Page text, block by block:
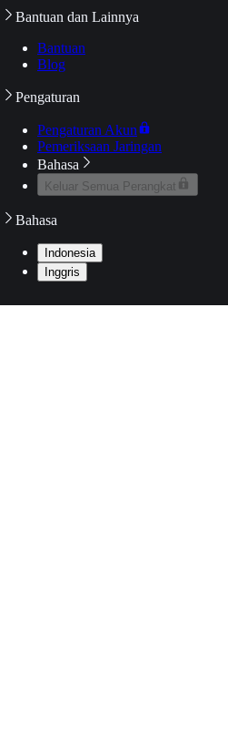
Bantuan dan Lainnya
Bantuan
Blog
Pengaturan
Pengaturan Akun
Pemeriksaan Jaringan
Bahasa
Keluar Semua Perangkat
Bahasa
Indonesia
Inggris